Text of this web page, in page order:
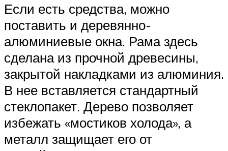
Если есть средства, можно
поставить и деревянно-
алюминиевые окна. Рама здесь
сделана из прочной древесины,
закрытой накладками из алюминия.
В нее вставляется стандартный
стеклопакет. Дерево позволяет
избежать «мостиков холода», а
металл защищает его от